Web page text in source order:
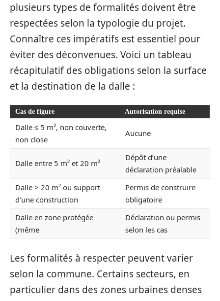
plusieurs types de formalités doivent être
respectées selon la typologie du projet.
Connaître ces impératifs est essentiel pour
éviter des déconvenues. Voici un tableau
récapitulatif des obligations selon la surface
et la destination de la dalle :
Cas de figure Autorisation requise
Dalle ≤ 5 m², non couverte,
non close
Aucune
Dalle entre 5 m² et 20 m²
Dépôt d’une
déclaration préalable
Dalle > 20 m² ou support
d’une construction
Permis de construire
obligatoire
Dalle en zone protégée
(même
Déclaration ou permis
selon les cas
Les formalités à respecter peuvent varier
selon la commune. Certains secteurs, en
particulier dans des zones urbaines denses